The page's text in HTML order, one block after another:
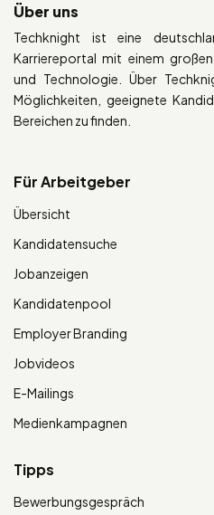
Über uns
Techknight ist eine
Karriereportal mit einem
und Technologie. Über
Möglichkeiten, geeignete
Bereichen zu finden.
Für Arbeitgeber
Übersicht
Kandidatensuche
Jobanzeigen
Kandidatenpool
Employer Branding
Jobvideos
E-Mailings
Medienkampagnen
Tipps
Bewerbungsgespräch